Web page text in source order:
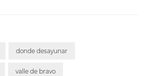
donde desayunar
valle de bravo